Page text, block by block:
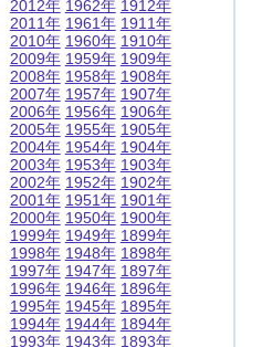
2012年
2011年
2010年
2009年
2008年
2007年
2006年
2005年
2004年
2003年
2002年
2001年
2000年
1999年
1998年
1997年
1996年
1995年
1994年
1993年
1962年
1961年
1960年
1959年
1958年
1957年
1956年
1955年
1954年
1953年
1952年
1951年
1950年
1949年
1948年
1947年
1946年
1945年
1944年
1943年
1912年
1911年
1910年
1909年
1908年
1907年
1906年
1905年
1904年
1903年
1902年
1901年
1900年
1899年
1898年
1897年
1896年
1895年
1894年
1893年